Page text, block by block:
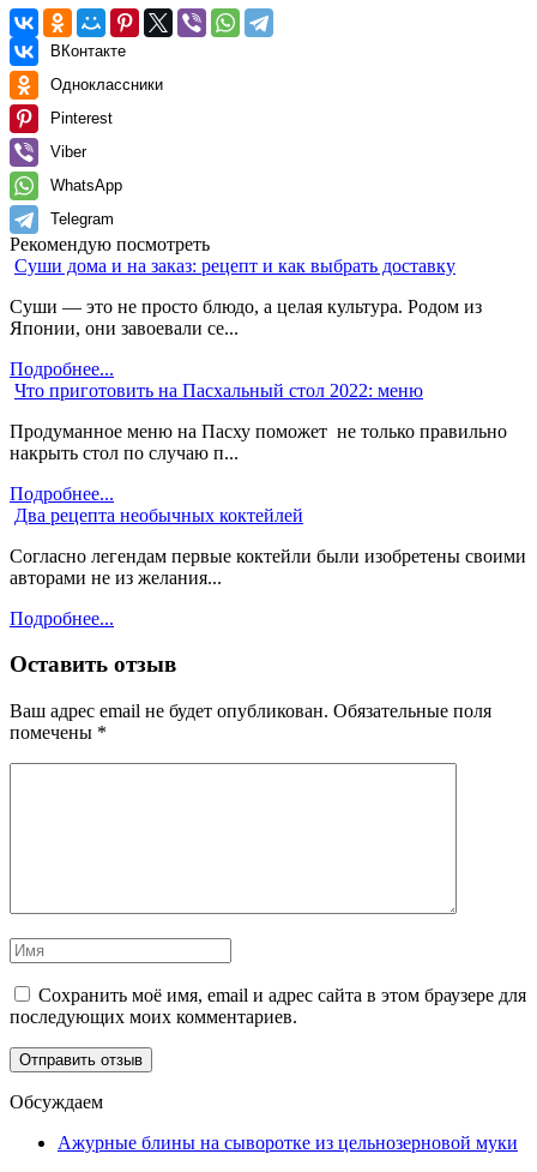
ВКонтакте
Одноклассники
Pinterest
Viber
WhatsApp
Telegram
Рекомендую посмотреть
Суши дома и на заказ: рецепт и как выбрать доставку
Суши — это не просто блюдо, а целая культура. Родом из
Японии, они завоевали се...
Подробнее...
Что приготовить на Пасхальный стол 2022: меню
Продуманное меню на Пасху поможет не только правильно
накрыть стол по случаю п...
Подробнее...
Два рецепта необычных коктейлей
Согласно легендам первые коктейли были изобретены своими
авторами не из желания...
Подробнее...
Оставить отзыв
Ваш адрес email не будет опубликован. Обязательные поля
помечены *
Сохранить моё имя, email и адрес сайта в этом браузере для
последующих моих комментариев.
Обсуждаем
Ажурные блины на сыворотке из цельнозерновой муки